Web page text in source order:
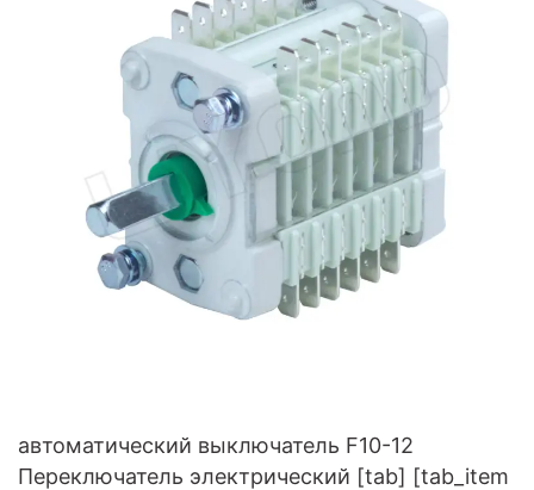
автоматический выключатель F10-12
Переключатель электрический [tab] [tab_item